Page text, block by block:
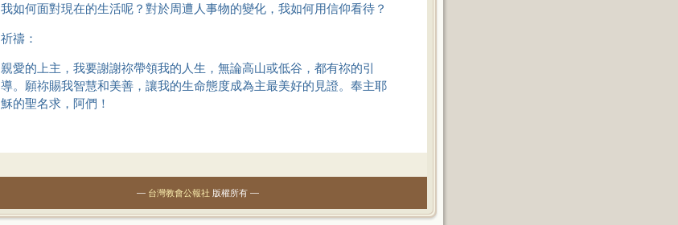
我如何面對現在的生活呢？對於周遭人事物的變化，我如何用信仰看待？
祈禱：
親愛的上主，我要謝謝祢帶領我的人生，無論高山或低谷，都有祢的引
導。願祢賜我智慧和美善，讓我的生命態度成為主最美好的見證。奉主耶
穌的聖名求，阿們！
— 台灣教會公報社 版權所有 —